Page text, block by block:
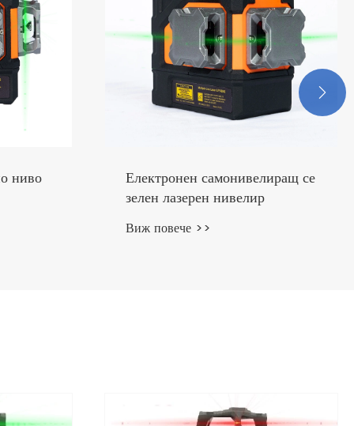
се
Червен лазерен нивелир с
отвесна точка
Виж повече >>
